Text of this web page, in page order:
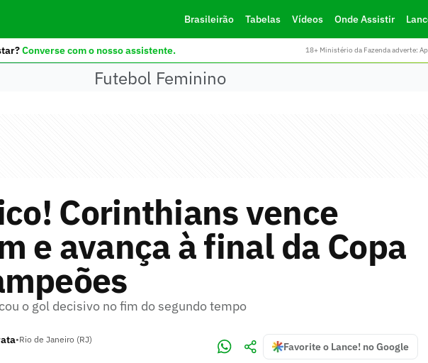
Brasileirão Tabelas Vídeos Onde Assistir
Converse com o nosso assistente. 18+ Ministério da Fazenda adverte:
Futebol Feminino
Corinthians vence
e avança à final da Copa
o gol decisivo no fim do segundo tempo
•Rio de Janeiro (RJ)
Favorite o Lance! no Google